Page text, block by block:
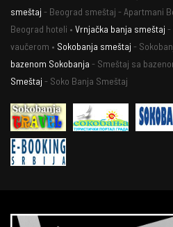
smeštaj - Beograd smeštaj - Apartmani
Beograd hoteli • Vrnjačka banja smeštaj -
vaučerom • Sokobanja smeštaj -
bazenom Sokobanja - Smeštaj sa
Smeštaj - Soko Banja Smeštaj